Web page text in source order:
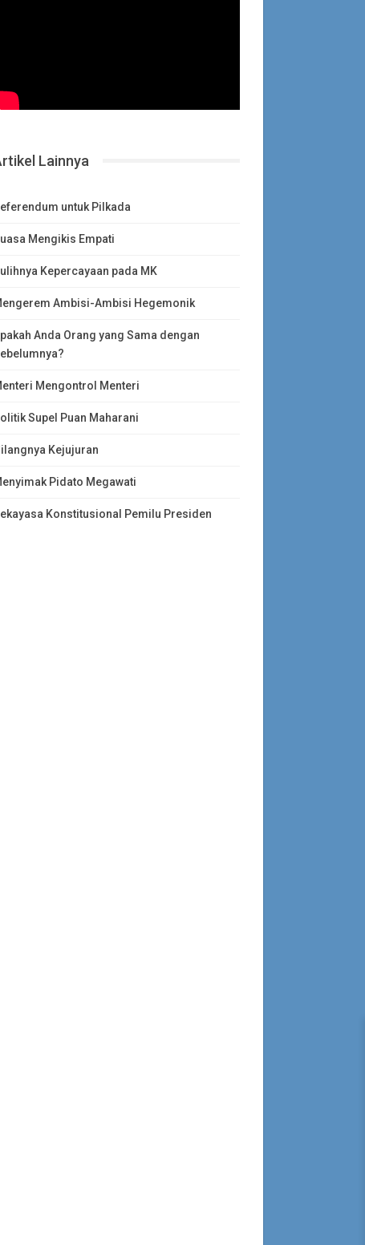
Lainnya
untuk Pilkada
Mengikis Empati
Kepercayaan pada MK
Ambisi-Ambisi Hegemonik
Anda Orang yang Sama dengan
Mengontrol Menteri
Supel Puan Maharani
Kejujuran
Pidato Megawati
Konstitusional Pemilu Presiden